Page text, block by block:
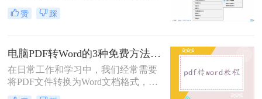
一致性呈现"——无论在什么设备上
打开，排版都完全一样。这个优点也
位置，而Word是流式排版，内容从上
到下流动、自动换行。
赞 踩
电脑PDF转Word的3种免费方法实测：含效果对比与适用场景说明！
在日常工作和学习中，我们经常需要
将PDF文件转换为Word文档格式，以
便进行编辑和修改。那么电脑pdf怎么